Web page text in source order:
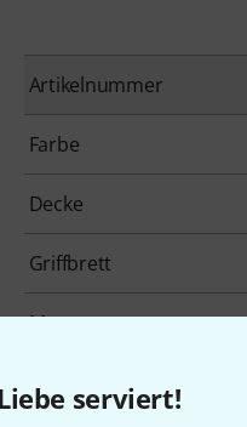
serviert!
Artikelnummer
Farbe
Decke
Griffbrett
Mensur
Tremolo